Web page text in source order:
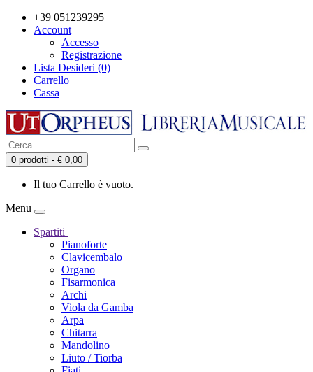
+39 051239295
Account
Accesso
Registrazione
Lista Desideri (0)
Carrello
Cassa
0 prodotti - € 0,00
Il tuo Carrello è vuoto.
Menu
Spartiti
Pianoforte
Clavicembalo
Organo
Fisarmonica
Archi
Viola da Gamba
Arpa
Chitarra
Mandolino
Liuto / Tiorba